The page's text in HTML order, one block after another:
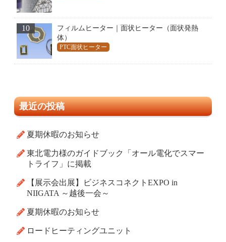
10
フィルムヒーター｜面状ヒーター（面状発熱
体）
PTC面状ヒーター
最近の投稿
夏期休暇のお知らせ
東北電力様のガイドブック「オール電化でスマー
トライフ」に掲載
【展示会出展】ビジネスコネクトEXPO in
NIIGATA ～越後一会～
夏期休暇のお知らせ
ロードヒーティングユニット